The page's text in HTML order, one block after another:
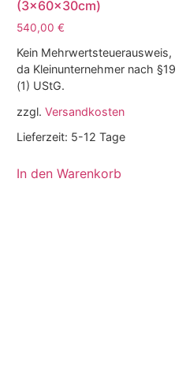
(3x60x30cm)
540,00 €
Kein Mehrwertsteuerausweis,
da Kleinunternehmer nach §19
(1) UStG.
zzgl. Versandkosten
Lieferzeit: 5-12 Tage
In den Warenkorb